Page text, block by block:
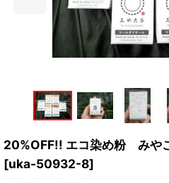
20%OFF!! エコ染め粉 みや
[uka-50932-8]